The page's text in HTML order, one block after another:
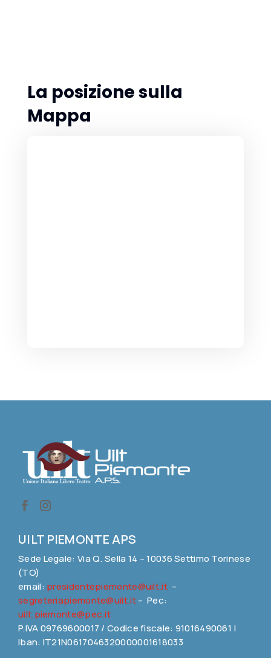
La posizione sulla
Mappa
UILT PIEMONTE APS
Sede Legale: Via Q. Sella 14 – 10036 Settimo Torinese
(TO)
email: presidentepiemonte@uilt.it–
segreteriapiemonte@uilt.it– Pec:
uilt.piemonte@pec.it
P.IVA 09769600017 / Codice fiscale: 91016490061 |
Iban: IT21N0617046320000001618033